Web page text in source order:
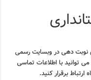
نوبت دهی در وبسایت رسمی
توانید با اطلاعات تماسی
برقرار کنید.